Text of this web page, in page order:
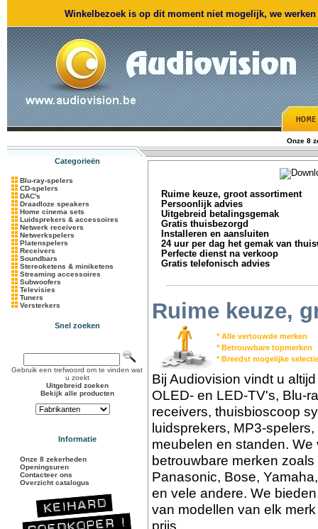
Winkelbezoek is op dit moment niet mogelijk, we
Onze 8
Categorieën
Blu-ray-spelers
CD-spelers
DAC's
Draadloze speakers
Home cinema sets
Luidsprekers & accessoires
Netwerk receivers
Netwerkspelers
Platenspelers
Receivers
Soundbars
Stereoketens & miniketens
Streaming accessoires
Subwoofers
Televisies
Tuners
Versterkers
Snel zoeken
Gebruik een trefwoord om te vinden wat
u zoekt
Uitgebreid zoeken
Bekijk alle producten
Informatie
Onze 8 zekerheden
Openingsuren
Contacteer ons
Overzicht catalogus
Ruime keuze, groot assortiment
Persoonlijk advies
Uitgebreid betalingsgemak
Gratis thuisbezorgd
Installeren en aansluiten
24 uur per dag het gemak van
Perfecte dienst na verkoop
Gratis telefonisch advies
Ruime keuze,
* Alle vertouwde merken
* Betrouwbare topmerken
* Breedst mogelijke
Bij Audiovision vindt u
OLED- en LED-TV's, Blu-
receivers, thuisbioscoop
luidsprekers, MP3-
meubelen en standen.
betrouwbare merken
Panasonic, Bose,
en vele andere. We
van modellen van elk
prijs.